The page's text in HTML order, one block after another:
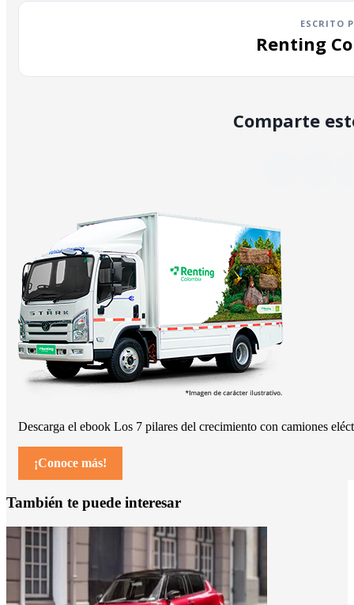
ESCRITO
Renting
Comparte
Descarga el ebook Los 7 pilares del crecimiento con camiones
¡Conoce más!
También te puede interesar